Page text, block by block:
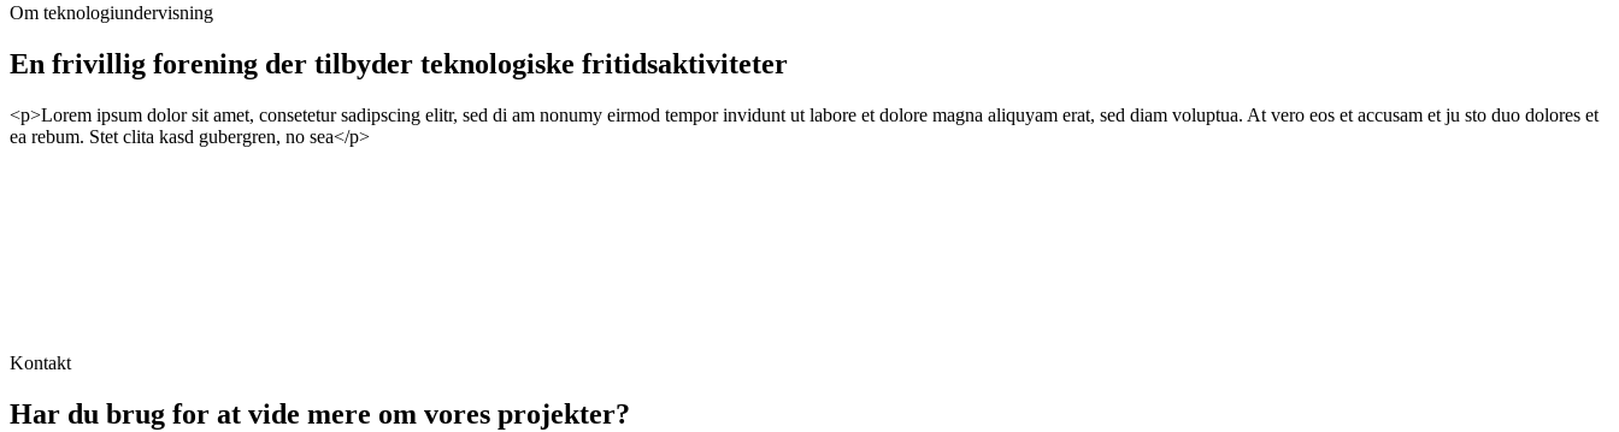
Om teknologiundervisning
En frivillig forening der tilbyder teknologiske fritidsaktiviteter
<p>Lorem ipsum dolor sit amet, consetetur sadipscing elitr, sed di am nonumy eirmod tempor invidunt ut labore et dolore magna aliquyam erat, sed diam voluptua. At vero eos et accusam et ju sto duo dolores et
ea rebum. Stet clita kasd gubergren, no sea</p>
Kontakt
Har du brug for at vide mere om vores projekter?